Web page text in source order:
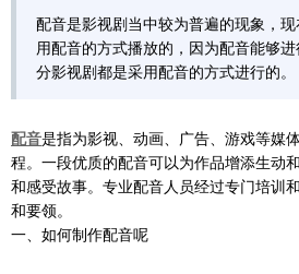
配音是影视剧当中较为普遍的现象，
用配音的方式播放的，因为配音能够
分影视剧都是采用配音的方式进行的。
配音是指为影视、动画、广告、游戏等媒
程。一段优质的配音可以为作品增添生动
和感受故事。专业配音人员经过专门培训
和要领。
一、如何制作配音呢